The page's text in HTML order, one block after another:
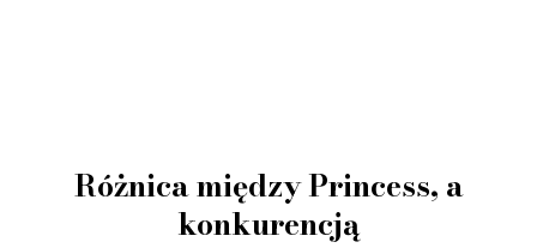
Różnica między Princess, a
konkurencją